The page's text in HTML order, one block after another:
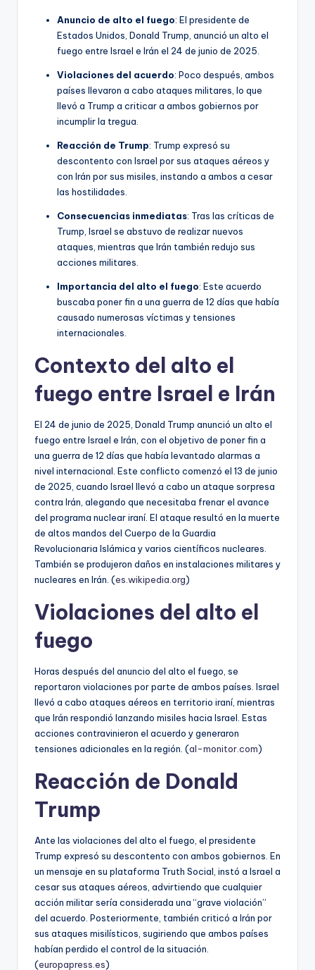
Anuncio de alto el fuego: El presidente de
Estados Unidos, Donald Trump, anunció un alto el
fuego entre Israel e Irán el 24 de junio de 2025.
Violaciones del acuerdo: Poco después, ambos
países llevaron a cabo ataques militares, lo que
llevó a Trump a criticar a ambos gobiernos por
incumplir la tregua.
Reacción de Trump: Trump expresó su
descontento con Israel por sus ataques aéreos y
con Irán por sus misiles, instando a ambos a cesar
las hostilidades.
Consecuencias inmediatas: Tras las críticas de
Trump, Israel se abstuvo de realizar nuevos
ataques, mientras que Irán también redujo sus
acciones militares.
Importancia del alto el fuego: Este acuerdo
buscaba poner fin a una guerra de 12 días que había
causado numerosas víctimas y tensiones
internacionales.
Contexto del alto el
fuego entre Israel e Irán
El 24 de junio de 2025, Donald Trump anunció un alto el
fuego entre Israel e Irán, con el objetivo de poner fin a
una guerra de 12 días que había levantado alarmas a
nivel internacional. Este conflicto comenzó el 13 de junio
de 2025, cuando Israel llevó a cabo un ataque sorpresa
contra Irán, alegando que necesitaba frenar el avance
del programa nuclear iraní. El ataque resultó en la muerte
de altos mandos del Cuerpo de la Guardia
Revolucionaria Islámica y varios científicos nucleares.
También se produjeron daños en instalaciones militares y
nucleares en Irán. (es.wikipedia.org)
Violaciones del alto el
fuego
Horas después del anuncio del alto el fuego, se
reportaron violaciones por parte de ambos países. Israel
llevó a cabo ataques aéreos en territorio iraní, mientras
que Irán respondió lanzando misiles hacia Israel. Estas
acciones contravinieron el acuerdo y generaron
tensiones adicionales en la región. (al-monitor.com)
Reacción de Donald
Trump
Ante las violaciones del alto el fuego, el presidente
Trump expresó su descontento con ambos gobiernos. En
un mensaje en su plataforma Truth Social, instó a Israel a
cesar sus ataques aéreos, advirtiendo que cualquier
acción militar sería considerada una “grave violación”
del acuerdo. Posteriormente, también criticó a Irán por
sus ataques misilísticos, sugiriendo que ambos países
habían perdido el control de la situación.
(europapress.es)